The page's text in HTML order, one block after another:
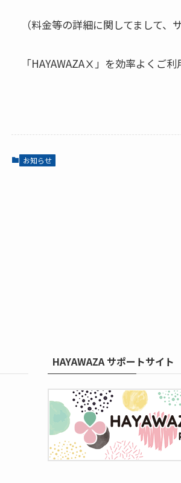
（料金等の詳細に関してまして、
「HAYAWAZAⅩ」を効率よくご
お知らせ
HAYAWAZA サポートサイト